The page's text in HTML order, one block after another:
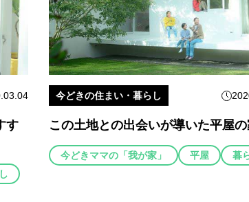
す
今どきの住まい・暮らし
この土地との出会いが導いた平屋
今どきママの「我が家」 平屋 暮